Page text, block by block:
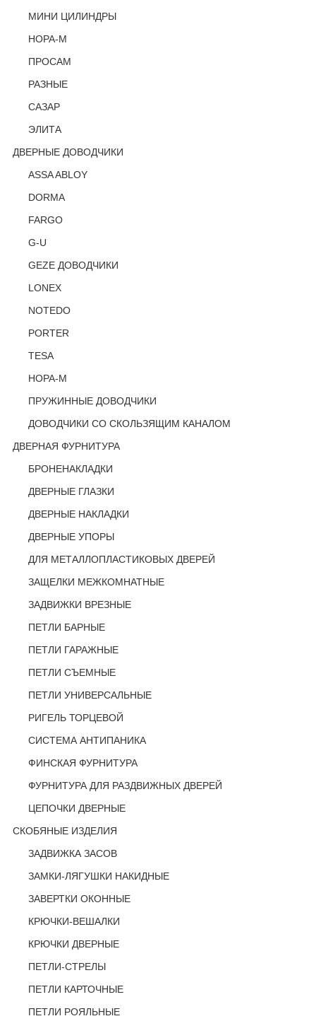
МИНИ ЦИЛИНДРЫ
НОРА-М
ПРОСАМ
РАЗНЫЕ
САЗАР
ЭЛИТА
ДВЕРНЫЕ ДОВОДЧИКИ
ASSA ABLOY
DORMA
FARGO
G-U
GEZE ДОВОДЧИКИ
LONEX
NOTEDO
PORTER
TESA
НОРА-М
ПРУЖИННЫЕ ДОВОДЧИКИ
ДОВОДЧИКИ СО СКОЛЬЗЯЩИМ КАНАЛОМ
ДВЕРНАЯ ФУРНИТУРА
БРОНЕНАКЛАДКИ
ДВЕРНЫЕ ГЛАЗКИ
ДВЕРНЫЕ НАКЛАДКИ
ДВЕРНЫЕ УПОРЫ
ДЛЯ МЕТАЛЛОПЛАСТИКОВЫХ ДВЕРЕЙ
ЗАЩЕЛКИ МЕЖКОМНАТНЫЕ
ЗАДВИЖКИ ВРЕЗНЫЕ
ПЕТЛИ БАРНЫЕ
ПЕТЛИ ГАРАЖНЫЕ
ПЕТЛИ СЪЕМНЫЕ
ПЕТЛИ УНИВЕРСАЛЬНЫЕ
РИГЕЛЬ ТОРЦЕВОЙ
СИСТЕМА АНТИПАНИКА
ФИНСКАЯ ФУРНИТУРА
ФУРНИТУРА ДЛЯ РАЗДВИЖНЫХ ДВЕРЕЙ
ЦЕПОЧКИ ДВЕРНЫЕ
СКОБЯНЫЕ ИЗДЕЛИЯ
ЗАДВИЖКА ЗАСОВ
ЗАМКИ-ЛЯГУШКИ НАКИДНЫЕ
ЗАВЕРТКИ ОКОННЫЕ
КРЮЧКИ-ВЕШАЛКИ
КРЮЧКИ ДВЕРНЫЕ
ПЕТЛИ-СТРЕЛЫ
ПЕТЛИ КАРТОЧНЫЕ
ПЕТЛИ РОЯЛЬНЫЕ